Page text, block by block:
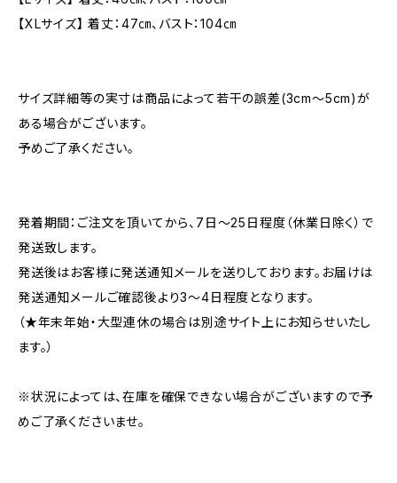
【XLサイズ】 着丈：47㎝、バスト：104㎝
サイズ詳細等の実寸は商品によって若干の誤差(3cm〜5cm)が
ある場合がございます。
予めご了承ください。
発着期間：ご注文を頂いてから、7日〜25日程度（休業日除く）で
発送致します。
発送後はお客様に発送通知メールを送りしております。お届けは
発送通知メールご確認後より3〜4日程度となります。
（★年末年始・大型連休の場合は別途サイト上にお知らせいたし
ます。）
※状況によっては、在庫を確保できない場合がございますので予
めご了承くださいませ。